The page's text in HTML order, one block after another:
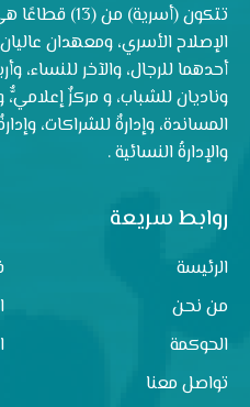
تتكون (أسرية)
الإصلاح الأسري، ومعهدان
أحدهما للرجال، والآخر للنساء،
وناديان للشباب، و مركزٌ إعلاميٌّ،
المساندة، وإدارةٌ للشراكات،
والإدارةُ النسائية .
روابط سريعة
الرئيسة
من نحن
الحوكمة
تواصل معنا